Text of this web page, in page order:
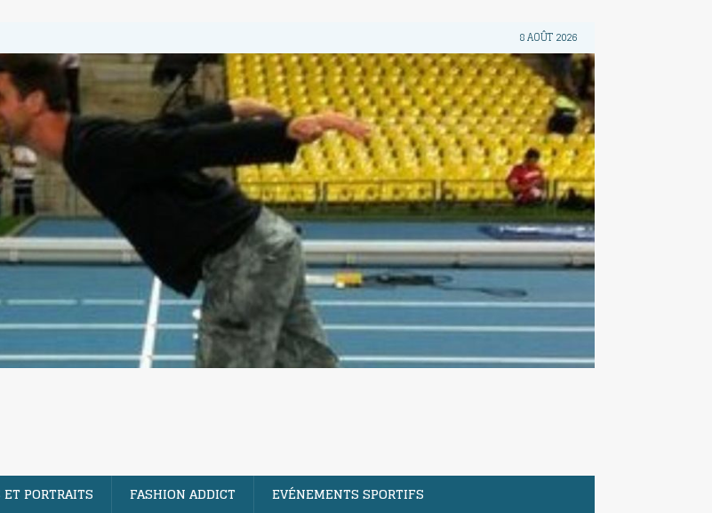
8 AOÛT 2026
PORTRAITS FASHION ADDICT
EVÉNEMENTS SPORTIFS